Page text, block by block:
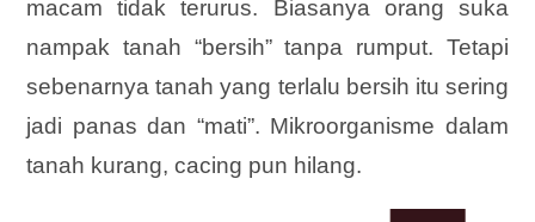
macam tidak terurus. Biasanya orang suka
nampak tanah “bersih” tanpa rumput. Tetapi
sebenarnya tanah yang terlalu bersih itu sering
jadi panas dan “mati”. Mikroorganisme dalam
tanah kurang, cacing pun hilang.